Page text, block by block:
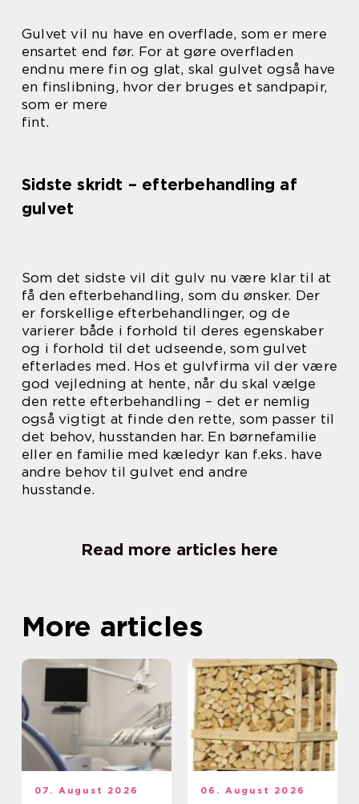
Gulvet vil nu have en overflade, som er mere
ensartet end før. For at gøre overfladen
endnu mere fin og glat, skal gulvet også have
en finslibning, hvor der bruges et sandpapir,
som er mere
fint.
Sidste skridt – efterbehandling af
gulvet
Som det sidste vil dit gulv nu være klar til at
få den efterbehandling, som du ønsker. Der
er forskellige efterbehandlinger, og de
varierer både i forhold til deres egenskaber
og i forhold til det udseende, som gulvet
efterlades med. Hos et gulvfirma vil der være
god vejledning at hente, når du skal vælge
den rette efterbehandling – det er nemlig
også vigtigt at finde den rette, som passer til
det behov, husstanden har. En børnefamilie
eller en familie med kæledyr kan f.eks. have
andre behov til gulvet end andre
husstande.
Read more articles here
More articles
07. August 2026 06. August 2026